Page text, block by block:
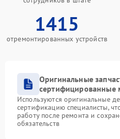
1415
отремонтированных устройств
Оригинальные
сертифицированные
Используются оригинальные
сертификацию специалисты,
работу после ремонта и
обязательств